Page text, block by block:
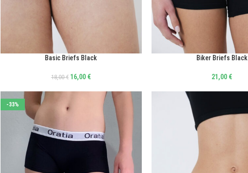
Basic Briefs Black
18,00€ 16,00 €
Biker Briefs Black
21,00 €
-33%